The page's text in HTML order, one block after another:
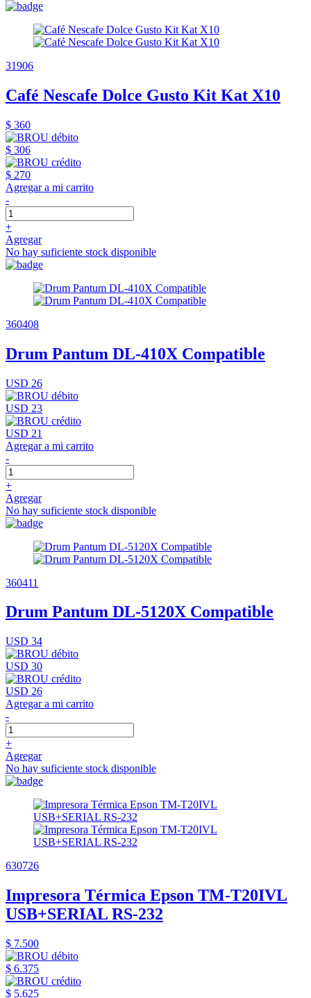
31906
Café Nescafe Dolce Gusto Kit Kat X10
$ 360
$ 306
$ 270
Agregar a mi carrito
-
+
Agregar
No hay suficiente stock disponible
360408
Drum Pantum DL-410X Compatible
USD 26
USD 23
USD 21
Agregar a mi carrito
-
+
Agregar
No hay suficiente stock disponible
360411
Drum Pantum DL-5120X Compatible
USD 34
USD 30
USD 26
Agregar a mi carrito
-
+
Agregar
No hay suficiente stock disponible
630726
Impresora Térmica Epson TM-T20IVL
USB+SERIAL RS-232
$ 7.500
$ 6.375
$ 5.625